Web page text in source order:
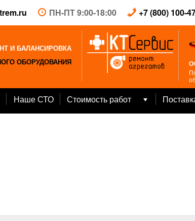
ПН-ПТ 9:00-18:00 +7 (800) 100-
И БАЛАНСИРОВКА
ОБОРУДОВАНИЯ
Open
Наше СТО Стоимость работ
Open